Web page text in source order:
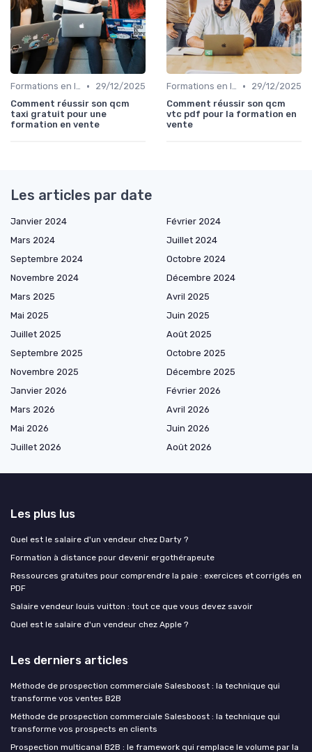
Formations en ligne •
29/12/2025
Comment réussir son qcm
taxi gratuit pour une
formation en vente
Formations en ligne •
29/12/2025
Comment réussir son qcm
vtc pdf pour la formation en
vente
Les articles par date
Janvier 2024
Février 2024
Mars 2024
Juillet 2024
Septembre 2024
Octobre 2024
Novembre 2024
Décembre 2024
Mars 2025
Avril 2025
Mai 2025
Juin 2025
Juillet 2025
Août 2025
Septembre 2025
Octobre 2025
Novembre 2025
Décembre 2025
Janvier 2026
Février 2026
Mars 2026
Avril 2026
Mai 2026
Juin 2026
Juillet 2026
Août 2026
Les plus lus
Quel est le salaire d'un vendeur chez Darty ?
Formation à distance pour devenir ergothérapeute
Ressources gratuites pour comprendre la paie : exercices et corrigés en
PDF
Salaire vendeur louis vuitton : tout ce que vous devez savoir
Quel est le salaire d'un vendeur chez Apple ?
Les derniers articles
Méthode de prospection commerciale Salesboost : la technique qui
transforme vos ventes B2B
Méthode de prospection commerciale Salesboost : la technique qui
transforme vos prospects en clients
Prospection multicanal B2B : le framework qui remplace le volume par la